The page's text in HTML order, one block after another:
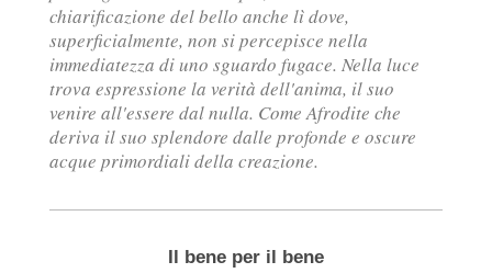
chiarificazione del bello anche lì dove,
superficialmente, non si percepisce nella
immediatezza di uno sguardo fugace. Nella luce
trova espressione la verità dell'anima, il suo
venire all'essere dal nulla. Come Afrodite che
deriva il suo splendore dalle profonde e oscure
acque primordiali della creazione.
Il bene per il bene